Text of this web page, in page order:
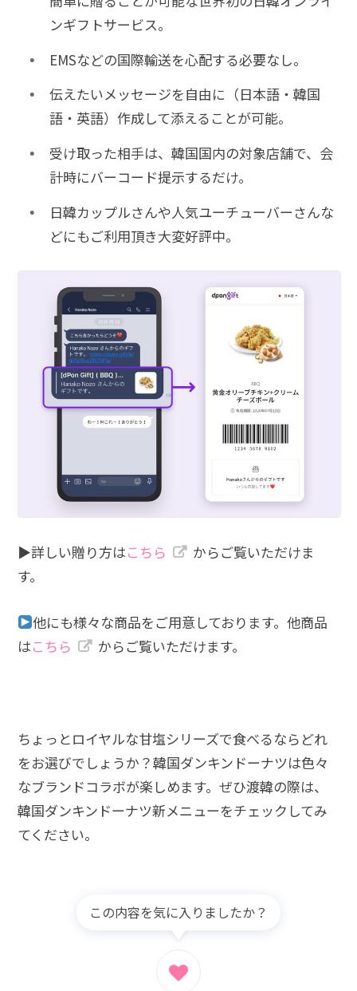
ンギフトサービス。
EMSなどの国際輸送を心配する必要なし。
伝えたいメッセージを自由に（日本語・韓国
語・英語）作成して添えることが可能。
受け取った相手は、韓国国内の対象店舗で、会
計時にバーコード提示するだけ。
日韓カップルさんや人気ユーチューバーさんな
どにもご利用頂き大変好評中。
▶︎詳しい贈り方はこちら
からご覧いただけま
す。
他にも様々な商品をご用意しております。他商品
はこちら からご覧いただけます。
ちょっとロイヤルな甘塩シリーズで食べるならどれ
をお選びでしょうか？韓国ダンキンドーナツは色々
なブランドコラボが楽しめます。ぜひ渡韓の際は、
韓国ダンキンドーナツ新メニューをチェックしてみ
てください。
この内容を気に入りましたか？